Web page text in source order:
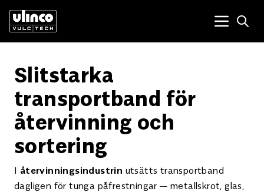
Menu
Slitstarka
transportband för
återvinning och
sortering
I återvinningsindustrin utsätts transportband
dagligen för tunga påfrestningar — metallskrot, glas,